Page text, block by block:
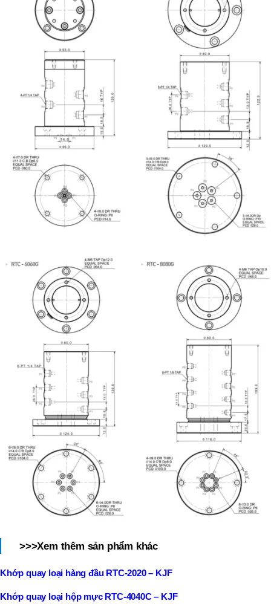
>>>Xem thêm sản phẩm khác
Khớp quay loại hàng đầu RTC-2020 – KJF
Khớp quay loại hộp mực RTC-4040C – KJF